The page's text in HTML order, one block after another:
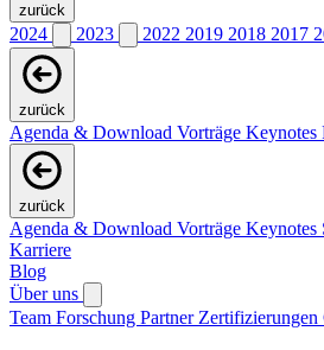
zurück
2024 2023 2022 2019 2018 2017
zurück
Agenda & Download Vorträge Keynotes
zurück
Agenda & Download Vorträge Keynotes
Karriere
Blog
Über uns
Team Forschung Partner Zertifizierungen